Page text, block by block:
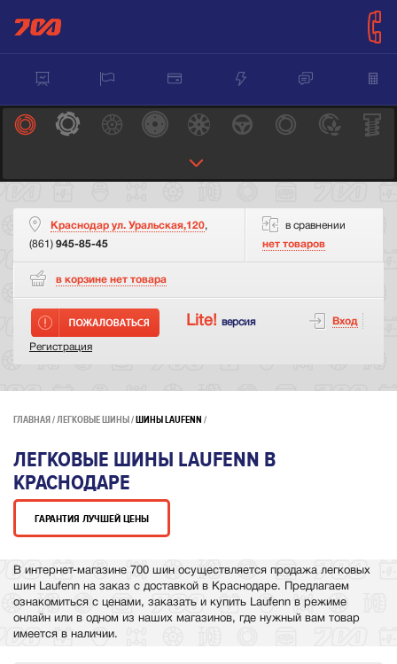
Краснодар ул. Уральская,120,
(861) 945-85-45
в сравнении
нет товаров
в корзине нет товара
Lite! версия Вход
Регистрация
ГЛАВНАЯ ЛЕГКОВЫЕ ШИНЫ ШИНЫ LAUFENN
ЛЕГКОВЫЕ ШИНЫ LAUFENN В
КРАСНОДАРЕ
ГАРАНТИЯ ЛУЧШЕЙ ЦЕНЫ
В интернет-магазине 700 шин осуществляется продажа легковых
шин Laufenn на заказ с доставкой в Краснодаре. Предлагаем
ознакомиться с ценами, заказать и купить Laufenn в режиме
онлайн или в одном из наших магазинов, где нужный вам товар
имеется в наличии.